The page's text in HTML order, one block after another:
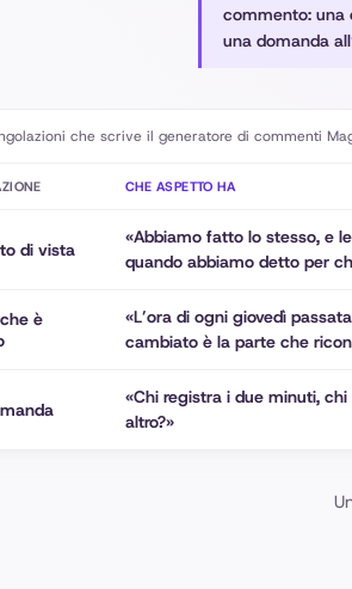
commento: una
una domanda
che scrive il generatore di commenti
CHE ASPETTO HA
di vista
«Abbiamo fatto lo stesso, e
quando abbiamo detto per
è
«L’ora di ogni giovedì
cambiato è la parte che
«Chi registra i due minuti,
altro?»